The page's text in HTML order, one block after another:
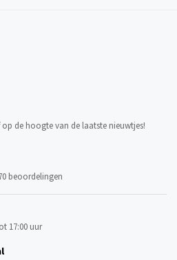
de hoogte van de laatste nieuwtjes!
beoordelingen
17:00 uur